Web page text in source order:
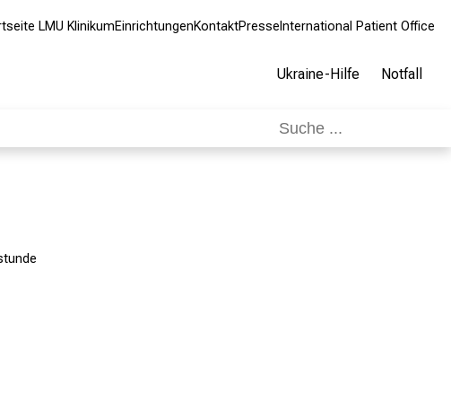
LMU KlinikumEinrichtungenKontaktPresse International Patient Office
Ukraine-Hilfe Notfall